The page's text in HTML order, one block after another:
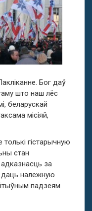
Бог даў
што наш лёс
беларускай
місіяй,
гістарычную
стан
за
даць належную
падзеям